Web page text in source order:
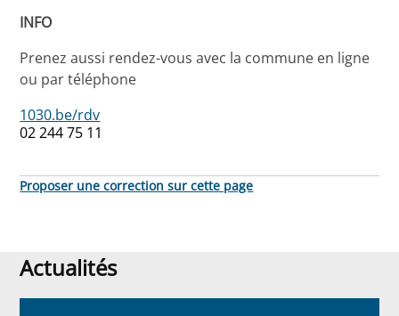
INFO
Prenez aussi rendez-vous avec la commune en ligne
ou par téléphone
1030.be/rdv
02 244 75 11
Proposer une correction sur cette page
Actualités
Actualités